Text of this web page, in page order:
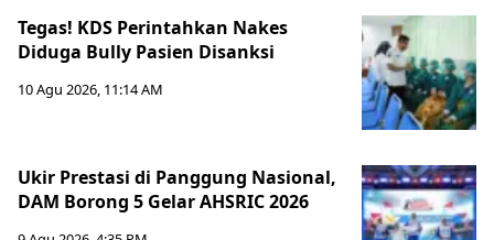
Tegas! KDS Perintahkan Nakes
Diduga Bully Pasien Disanksi
10 Agu 2026, 11:14 AM
Ukir Prestasi di Panggung Nasional,
DAM Borong 5 Gelar AHSRIC 2026